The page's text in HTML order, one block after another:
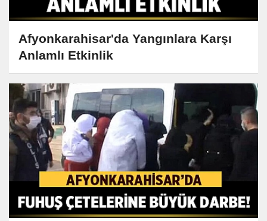
Afyonkarahisar'da Yangınlara Karşı
Anlamlı Etkinlik